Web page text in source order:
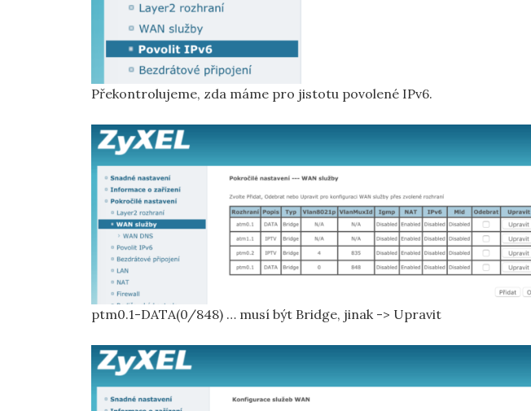
Překontrolujeme, zda máme pro jistotu povolené IPv6.
ptm0.1-DATA(0/848) … musí být Bridge, jinak -> Upravit